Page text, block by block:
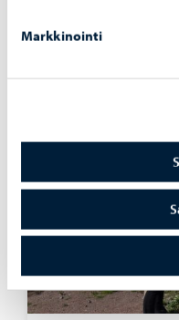
Markkinointi